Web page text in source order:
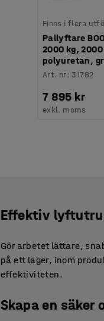
Finns i flera
Pallyftare
2000 kg,
polyuretan,
Art. nr:31782
7 895 kr
exkl. moms
Effektiv
Gör arbetet lättare,
på ett lager, inom
effektiviteten.
Skapa en